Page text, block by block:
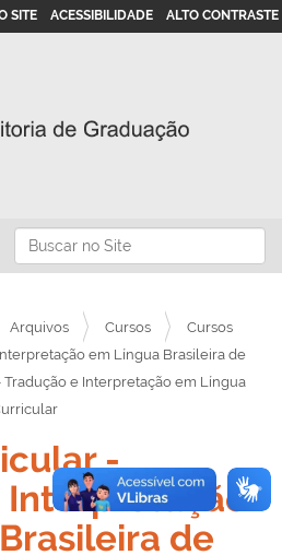
Busca
Busca Avançada…
SITE ACESSIBILIDADE ALTO CONTRASTE
Arquivos Cursos
Cursos
em Língua Brasileira de
Tradução e Interpretação em Língua
-
Interpretação
de